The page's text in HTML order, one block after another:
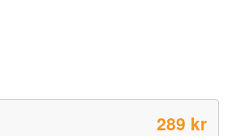
289 kr